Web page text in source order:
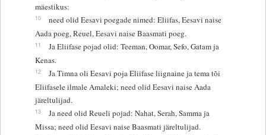
mäestikus:
10
need olid Eesavi poegade nimed: Eliifas, Eesavi naise
Aada poeg, Reuel, Eesavi naise Baasmati poeg.
11
Ja Eliifase pojad olid: Teeman, Oomar, Sefo, Gatam ja
Kenas.
12
Ja Timna oli Eesavi poja Eliifase liignaine ja tema tõi
Eliifasele ilmale Amaleki; need olid Eesavi naise Aada
järeltulijad.
13
Ja need olid Reueli pojad: Nahat, Serah, Samma ja
Missa; need olid Eesavi naise Baasmati järeltulijad.